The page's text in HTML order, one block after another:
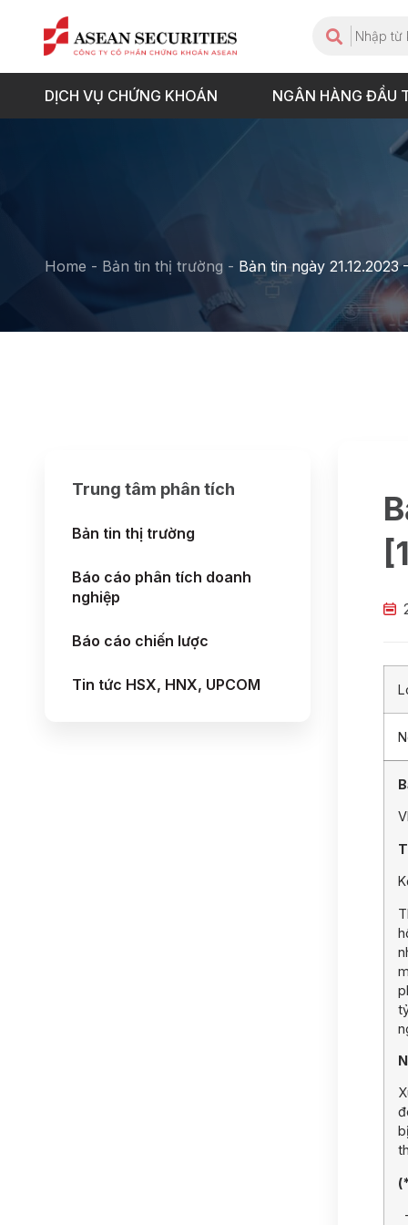
DỊCH VỤ CHỨNG KHOÁN NGÂN HÀNG ĐẦU
Home - Bản tin thị trường - Bản tin ngày
Trung tâm phân tích
Bản tin thị trường
Báo cáo phân tích doanh
nghiệp
Báo cáo chiến lược
Tin tức HSX, HNX, UPCOM